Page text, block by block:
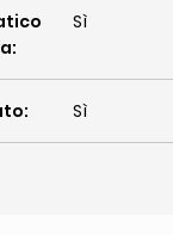
:
Sì
: Sì